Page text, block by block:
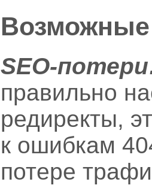
SEO-
правильно
редиректы,
к ошибкам
потере